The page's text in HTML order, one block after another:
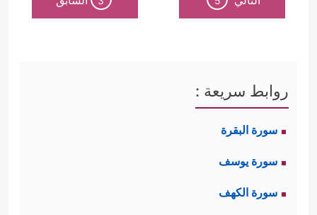
روابط سريعة :
سورة البقرة
سورة يوسف
سورة الكهف